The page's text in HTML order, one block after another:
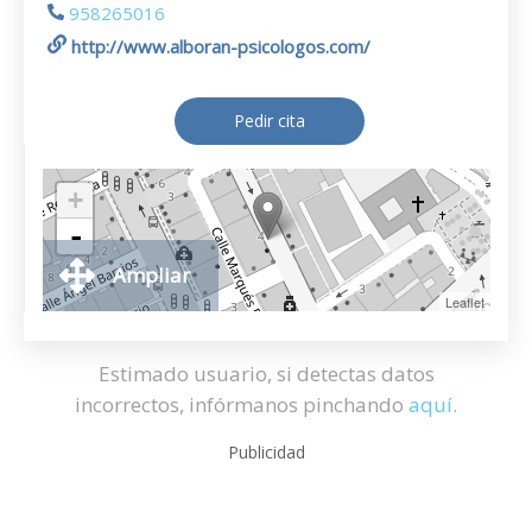
958265016
http://www.alboran-psicologos.com/
Pedir cita
+
-
Leaflet
Ampliar
Estimado usuario, si detectas datos
incorrectos, infórmanos pinchando aquí.
Publicidad